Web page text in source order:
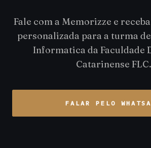
Fale com a Memorizze e
personalizada para a turma
Informatica da Faculdade
Catarinense FLC.
FALAR PELO